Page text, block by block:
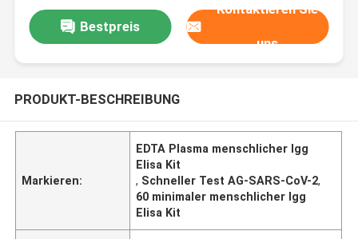
Bestpreis
Kontaktieren Sie
uns
PRODUKT-BESCHREIBUNG
Markieren:
EDTA Plasma menschlicher Igg
Elisa Kit
, Schneller Test AG-SARS-CoV-2,
60 minimaler menschlicher Igg
Elisa Kit